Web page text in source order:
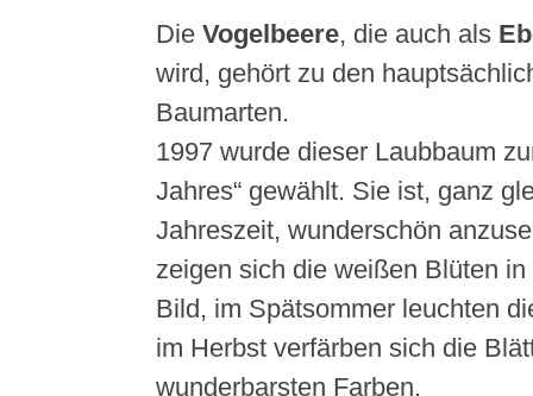
Die Vogelbeere, die auch als
wird, gehört zu den
Baumarten.
1997 wurde dieser Laubbaum
Jahres“ gewählt. Sie ist, ganz
Jahreszeit, wunderschön
zeigen sich die weißen Blüten
Bild, im Spätsommer leuchten
im Herbst verfärben sich die
wunderbarsten Farben.